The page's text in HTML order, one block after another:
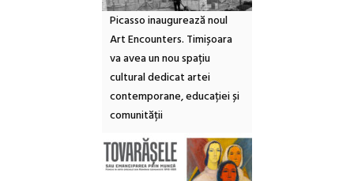
Picasso inaugurează noul
Art Encounters. Timișoara
va avea un nou spațiu
cultural dedicat artei
contemporane, educației și
comunității